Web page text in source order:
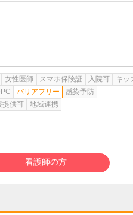
女性医師 スマホ保険証 入院可 キッ
バリアフリー
感染予防
提供可 地域連携
看護師の方